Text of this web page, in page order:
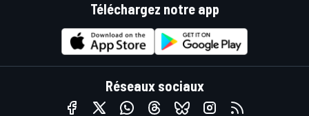
Téléchargez notre app
Réseaux sociaux